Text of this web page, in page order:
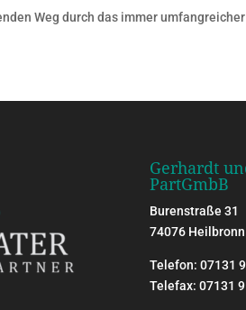
Weg durch das immer
Gerhardt
PartGmbB
Burenstraße 31
74076 Heilbronn
Telefon: 07131
Telefax: 07131